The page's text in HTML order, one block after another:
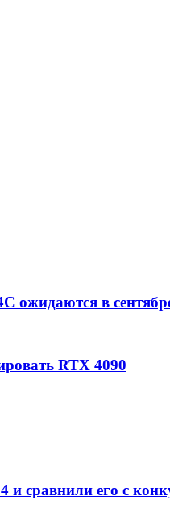
ожидаются в
RTX 4090
и сравнили его с